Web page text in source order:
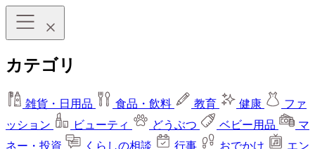
カテゴリ
雑貨・日用品 食品・飲料 教育 健康
ファ
ッション
ビューティ どうぶつ ベビー用品
マ
ネー・投資
くらしの相談 行事 おでかけ
エン